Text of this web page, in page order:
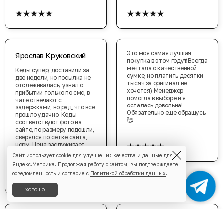
★★★★★ ★★★★★
Ярослав Круковский
Кеды супер, доставили за
две недели, но посылка не
отслеживалась, узнал о
прибытии только по смс, в
чате отвечают с
задержками, но рад, что все
прошло удачно. Кеды
соответствуют фото на
сайте, по размеру подошли,
сверялся по сетке сайта,
норм. Цена заслуживает
отдельный лайк!
★★★★★
Это моя самая лучшая
покупка в этом году❣️Всегда
мечтала о качественной
сумке, но платить десятки
тысяч за оригинал не
хочется) Менеджер
помогла в выборе и я
осталась довольна!
Обязательно еще обращусь
🥰
★★★★★
Сайт использует cookie для улучшения качества и данные для
Яндекс.Метрика. Продолжая работу с сайтом, вы подтверждаете
осведомленность и согласие с Политикой обработки данных.
ХОРОШО